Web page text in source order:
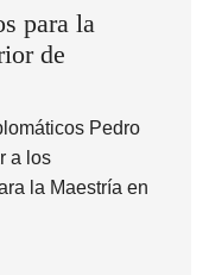
para la
de
Pedro
a los
la Maestría en